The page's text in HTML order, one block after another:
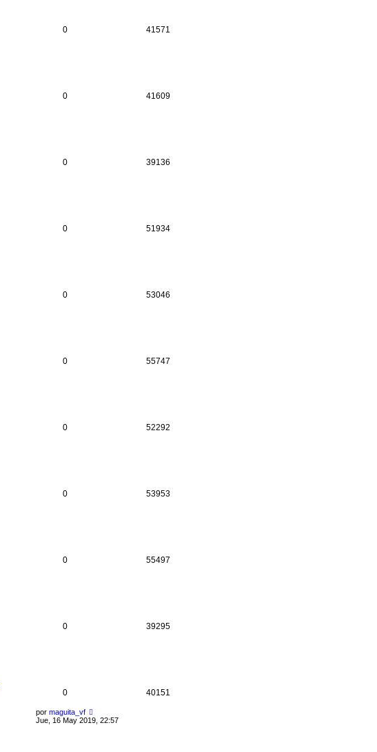
0 41571
0 41609
0 39136
0 51934
0 53046
0 55747
0 52292
0 53953
0 55497
0 39295
0 40151
por maguita_vf
Jue, 16 May 2019, 22:57